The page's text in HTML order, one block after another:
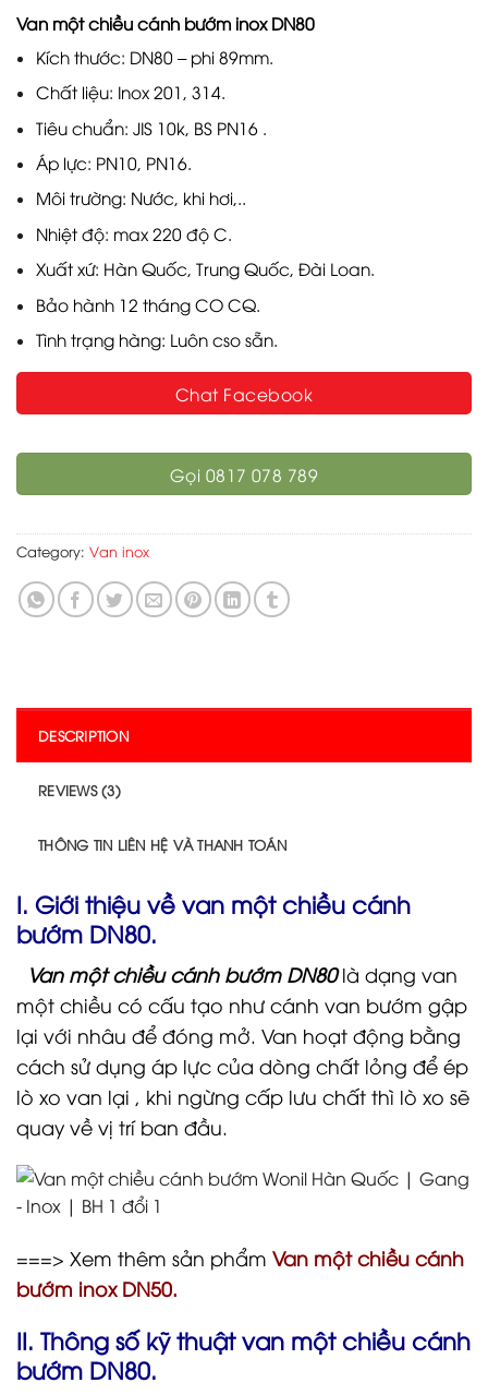
Rated 5.00
out of 5
based on
3
customer
ratings
Van một chiều cánh bướm inox DN80
Kích thước: DN80 – phi 89mm.
Chất liệu: Inox 201, 314.
Tiêu chuẩn: JIS 10k, BS PN16 .
Áp lực: PN10, PN16.
Môi trường: Nước, khi hơi,..
Nhiệt độ: max 220 độ C.
Xuất xứ: Hàn Quốc, Trung Quốc, Đài Loan.
Bảo hành 12 tháng CO CQ.
Tình trạng hàng: Luôn cso sẵn.
Chat Facebook
Gọi 0817 078 789
Category: Van inox
DESCRIPTION
REVIEWS (3)
THÔNG TIN LIÊN HỆ VÀ THANH TOÁN
I. Giới thiệu về van một chiều cánh
bướm DN80.
Van một chiều cánh bướm DN80là dạng van
một chiều có cấu tạo như cánh van bướm gập
lại với nhâu để đóng mở. Van hoạt động bằng
cách sử dụng áp lực của dòng chất lỏng để ép
lò xo van lại , khi ngừng cấp lưu chất thì lò xo sẽ
quay về vị trí ban đầu.
===> Xem thêm sản phẩm Van một chiều cánh
bướm inox DN50.
II. Thông số kỹ thuật van một chiều cánh
bướm DN80.